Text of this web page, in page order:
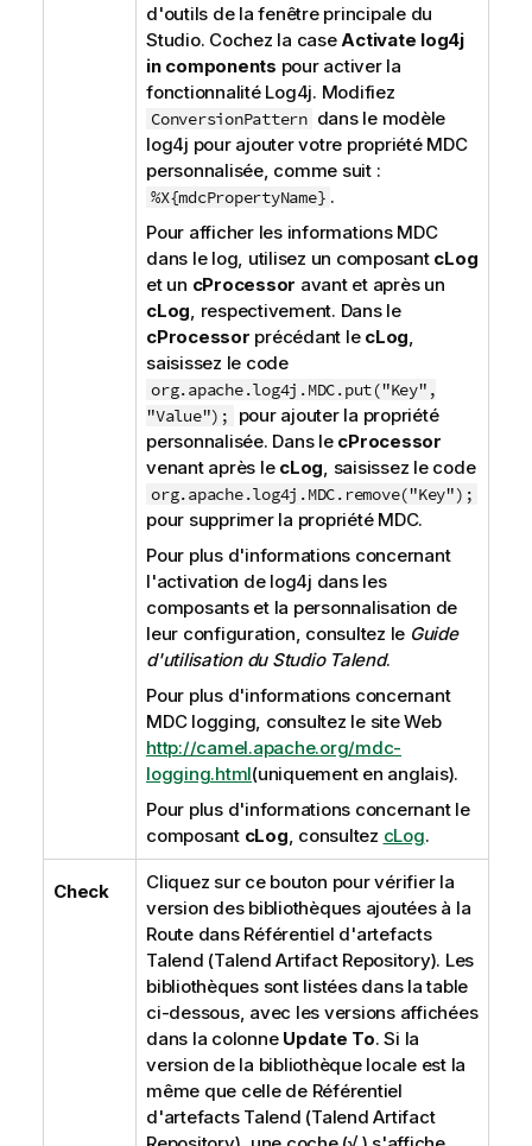
d'outils de la fenêtre principale du
Studio. Cochez la caseActivate log4j
in components pour activer la
fonctionnalité Log4j. Modifiez
ConversionPattern dans le modèle
log4j pour ajouter votre propriété MDC
personnalisée, comme suit :
%X{mdcPropertyName} .
Pour afficher les informations MDC
dans le log, utilisez un composant cLog
et un cProcessor avant et après un
cLog, respectivement. Dans le
cProcessor précédant le cLog,
saisissez le code
org.apache.log4j.MDC.put("Key",
"Value");
pour ajouter la propriété
personnalisée. Dans le cProcessor
venant après le cLog, saisissez le code
org.apache.log4j.MDC.remove("Key");
pour supprimer la propriété MDC.
Pour plus d'informations concernant
l'activation de log4j dans les
composants et la personnalisation de
leur configuration, consultez le Guide
d'utilisation du Studio Talend.
Pour plus d'informations concernant
MDC logging, consultez le site Web
http://camel.apache.org/mdc-
logging.html(uniquement en anglais).
Pour plus d'informations concernant le
composant cLog, consultez cLog.
Check
Cliquez sur ce bouton pour vérifier la
version des bibliothèques ajoutées à la
Route dans Référentiel d'artefacts
Talend (Talend Artifact Repository). Les
bibliothèques sont listées dans la table
ci-dessous, avec les versions affichées
dans la colonne Update To. Si la
version de la bibliothèque locale est la
même que celle de Référentiel
d'artefacts Talend (Talend Artifact